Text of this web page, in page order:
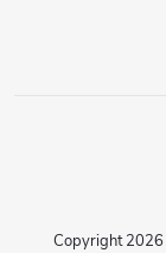
Copyright 2026